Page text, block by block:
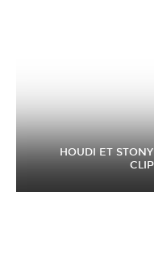
HOUDI ET